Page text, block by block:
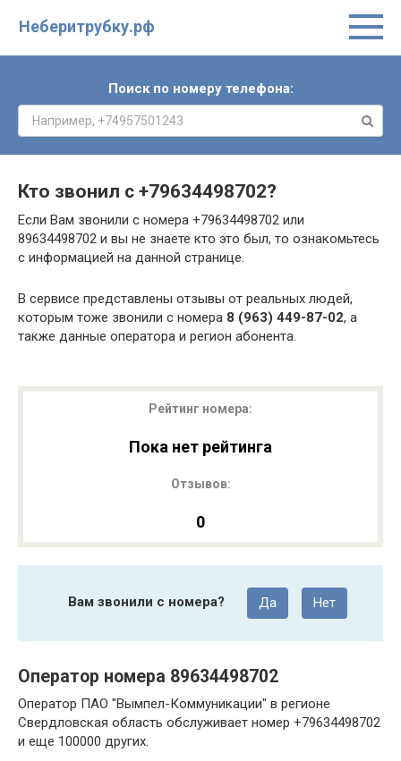
Неберитрубку.рф
Поиск по номеру телефона:
Кто звонил с +79634498702?
Если Вам звонили с номера +79634498702 или
89634498702 и вы не знаете кто это был, то ознакомьтесь
с информацией на данной странице.
В сервисе представлены отзывы от реальных людей,
которым тоже звонили с номера 8 (963) 449-87-02, а
также данные оператора и регион абонента.
Рейтинг номера:
Пока нет рейтинга
Отзывов:
0
Вам звонили с номера? Да Нет
Оператор номера 89634498702
Оператор ПАО "Вымпел-Коммуникации" в регионе
Свердловская область обслуживает номер +79634498702
и еще 100000 других.